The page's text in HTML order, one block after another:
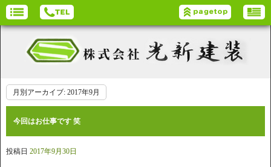
月別アーカイブ: 2017年9月
今回はお仕事です 笑
投稿日 2017年9月30日